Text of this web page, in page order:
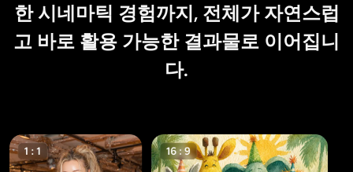
한 시네마틱 경험까지, 전체가 자연스럽
고 바로 활용 가능한 결과물로 이어집니
다.